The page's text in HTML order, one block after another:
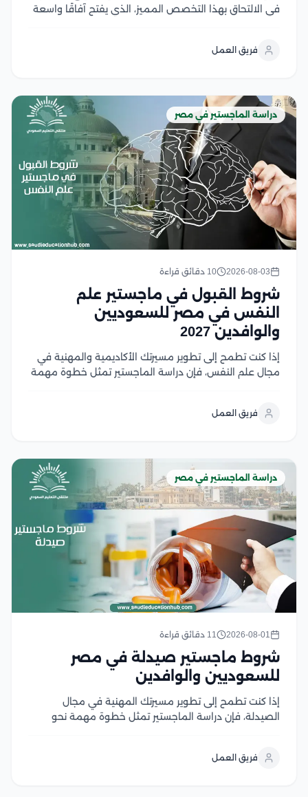
في الالتحاق بهذا التخصص المميز، الذي يفتح آفاقًا واسعة
البرنامج المناسب ومعرفة متطلبات القبول أمر ضروري...
فريق العمل
دراسة الماجستير في مصر
2026-08-03 10 دقائق قراءة
شروط القبول في ماجستير علم
النفس في مصر للسعوديين
والوافدين 2027
إذا كنت تطمح إلى تطوير مسيرتك الأكاديمية والمهنية في
مجال علم النفس، فإن دراسة الماجستير تمثل خطوة مهمة
استعدادك الكامل، وفي هذا المقال نستعرض...
فريق العمل
دراسة الماجستير في مصر
2026-08-01 11 دقائق قراءة
شروط ماجستير صيدلة في مصر
للسعوديين والوافدين
إذا كنت تطمح إلى تطوير مسيرتك المهنية في مجال
الصيدلة، فإن دراسة الماجستير تمثل خطوة مهمة نحو
القبول، والوثائق المطلوبة، وآلية التسجيل في الجامعات...
فريق العمل